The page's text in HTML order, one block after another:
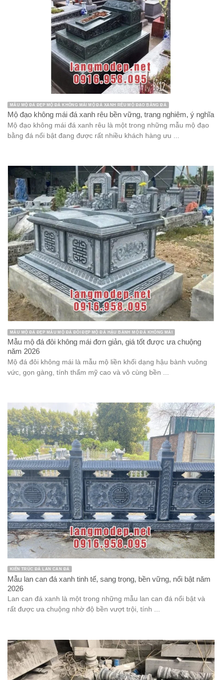
MẪU MỘ ĐÁ ĐẸP MỘ ĐÁ KHÔNG MÁI MỘ ĐÁ XANH RÊU MỘ ĐẠO BẰNG ĐÁ
Mộ đạo không mái đá xanh rêu bền vững, trang nghiêm, ý nghĩa
Mộ đạo không mái đá xanh rêu là một trong những mẫu mộ đạo
bằng đá nổi bật đang được rất nhiều khách hàng ưu ...
MẪU MỘ ĐÁ ĐẸP MẪU MỘ ĐÁ ĐÔI ĐẸP MỘ ĐÁ HẬU BÀNH MỘ ĐÁ KHÔNG MÁI
Mẫu mộ đá đôi không mái đơn giản, giá tốt được ưa chuộng
năm 2026
Mộ đá đôi không mái là mẫu mộ liền khối dạng hậu bành vuông
vức, gọn gàng, tính thẩm mỹ cao và vô cùng bền ...
KIẾN TRÚC ĐÁ LAN CAN ĐÁ
Mẫu lan can đá xanh tinh tế, sang trọng, bền vững, nổi bật năm
2026
Lan can đá xanh là một trong những mẫu lan can đá nổi bật và
rất được ưa chuộng nhờ độ bền vượt trội, tính ...